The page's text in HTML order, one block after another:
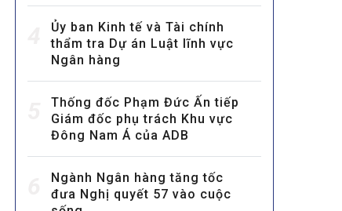
MULTIMEDIA
Video
E-magazines
Photos
Ủy ban Kinh tế và Tài chính
thẩm tra Dự án Luật lĩnh vực
Ngân hàng
Thống đốc Phạm Đức Ấn tiếp
Giám đốc phụ trách Khu vực
Đông Nam Á của ADB
Ngành Ngân hàng tăng tốc
đưa Nghị quyết 57 vào cuộc